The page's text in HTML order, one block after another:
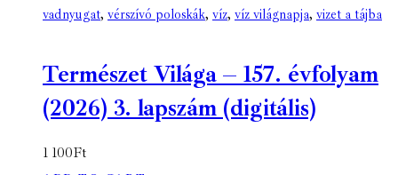
vadnyugat, vérszívó poloskák, víz, víz világnapja, vizet a tájba
Természet Világa – 157. évfolyam
(2026) 3. lapszám (digitális)
1 100Ft